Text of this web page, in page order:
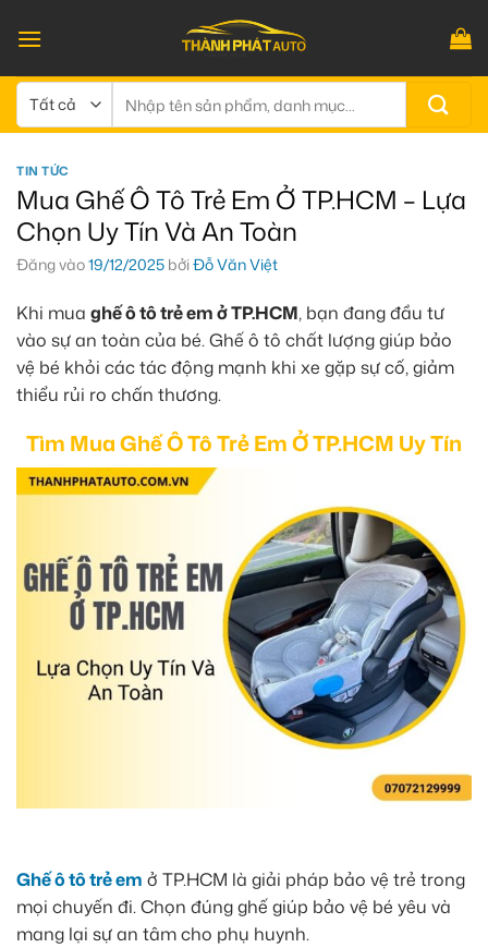
qua
dung
kiếm:
TIN TỨC
Mua Ghế Ô Tô Trẻ Em Ở TP.HCM – Lựa
Chọn Uy Tín Và An Toàn
Đăng vào19/12/2025 bởiĐỗ Văn Việt
Khi mua ghế ô tô trẻ em ở TP.HCM, bạn đang đầu tư
vào sự an toàn của bé. Ghế ô tô chất lượng giúp bảo
vệ bé khỏi các tác động mạnh khi xe gặp sự cố, giảm
thiểu rủi ro chấn thương.
Tìm Mua Ghế Ô Tô Trẻ Em Ở TP.HCM Uy Tín
Ghế ô tô trẻ em ở TP.HCM là giải pháp bảo vệ trẻ trong
mọi chuyến đi. Chọn đúng ghế giúp bảo vệ bé yêu và
mang lại sự an tâm cho phụ huynh.